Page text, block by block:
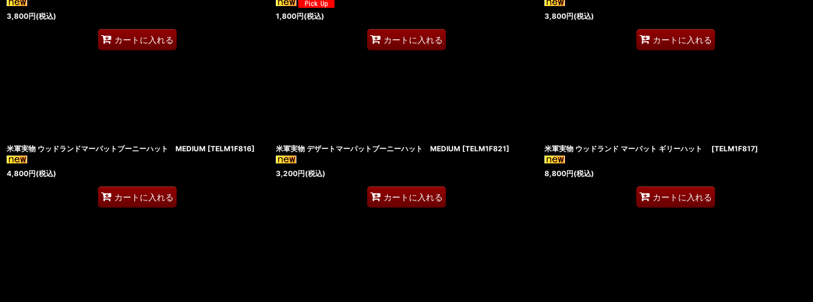
3,800円(税込)
カートに入れる
1,800円(税込)
カートに入れる
3,800円(税込)
カートに入れる
米軍実物 ウッドランドマーパットブーニーハット MEDIUM [TELM1F816]
4,800円(税込)
カートに入れる
米軍実物 デザートマーパットブーニーハット MEDIUM [TELM1F821]
3,200円(税込)
カートに入れる
米軍実物 ウッドランド マーパット ギリーハット [TELM1F817]
8,800円(税込)
カートに入れる